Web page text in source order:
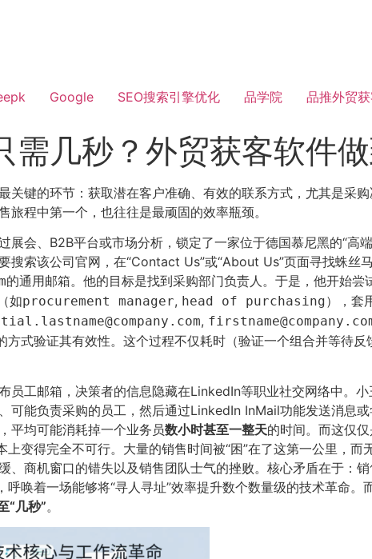
Google SEO搜索引擎优化 品学院 品推外贸
需几秒？外贸获客软件
关键的环节：获取潜在客户准确、有效的联系方式，尤其是采
程中第一个，也往往是最顽固的效率瓶颈。
展会、B2B平台或市场分析，锁定了一家位于德国慕尼黑的“高
搜索该公司官网，在“Contact Us”或“About Us”页面寻找蛛丝
的通用邮箱。他的目标是找到采购部门负责人。于是，他开始尝
如procurement manager, head of purchasing），套
,
方式验证其有效性。这个过程不仅耗时（验证一个组合并等待
员工邮箱，决策者的信息隐藏在LinkedIn等职业社交网络中。
可能负责采购的员工，然后通过LinkedIn InMail功能发送消息
平均可能消耗掉一个业务员数小时甚至一整天的时间。而这仅
上变得完全不可行。大量的销售时间被“困”在了这第一公里，
商机窗口的错失以及销售团队士气的挫败。核心矛盾在于：销
唤着一场能够将“寻人寻址”效率提升数个数量级的技术革命。
“几秒”​​。